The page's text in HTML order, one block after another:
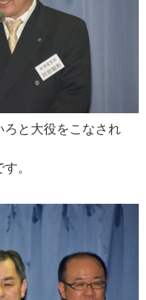
ろと大役をこなされ
。